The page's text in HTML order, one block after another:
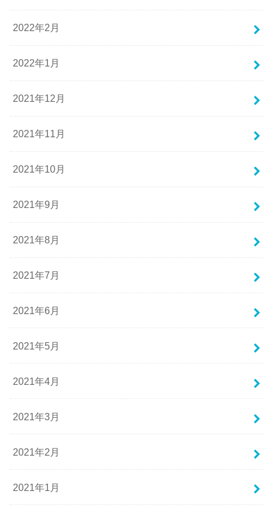
2022年2月
2022年1月
2021年12月
2021年11月
2021年10月
2021年9月
2021年8月
2021年7月
2021年6月
2021年5月
2021年4月
2021年3月
2021年2月
2021年1月